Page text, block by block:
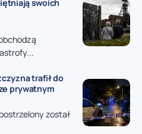
swoich
trafił do
prywatnym
został